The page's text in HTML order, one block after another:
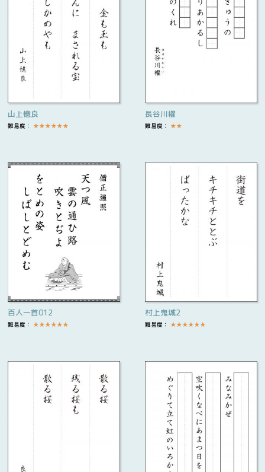
山上憶良
難易度： ★★★★★★
長谷川櫂
難易度： ★★
百人一首012
難易度： ★★★★★★
村上鬼城2
難易度： ★★★★★★